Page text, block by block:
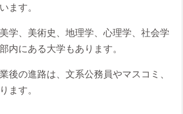
ます。
学、美術史、地理学、心理学、社会学
内にある大学もあります。
後の進路は、文系公務員やマスコミ、
ます。